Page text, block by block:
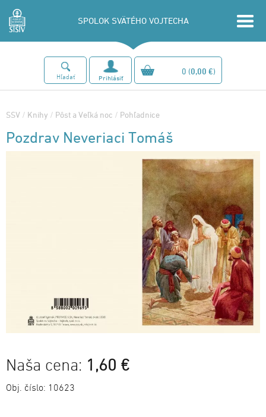
SPOLOK SVÄTÉHO VOJTECHA
Hľadať Prihlásiť
0 (0,00 €)
SSV / Knihy / Pôst a Veľká noc / Pohľadnice
Pozdrav Neveriaci Tomáš
Naša cena: 1,60 €
Obj. číslo: 10623